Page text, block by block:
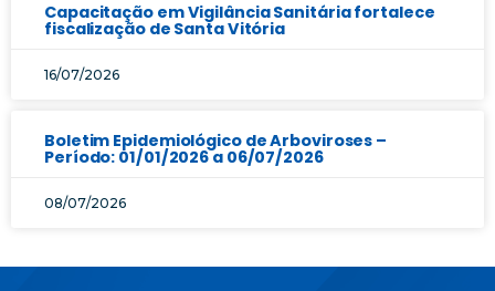
Capacitação em Vigilância Sanitária fortalece
fiscalização de Santa Vitória
16/07/2026
Boletim Epidemiológico de Arboviroses –
Período: 01/01/2026 a 06/07/2026
08/07/2026